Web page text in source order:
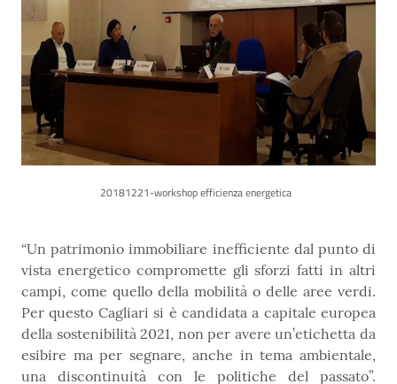
20181221-workshop efficienza energetica
“Un patrimonio immobiliare inefficiente dal punto di
vista energetico compromette gli sforzi fatti in altri
campi, come quello della mobilità o delle aree verdi.
Per questo Cagliari si è candidata a capitale europea
della sostenibilità 2021, non per avere un’etichetta da
esibire ma per segnare, anche in tema ambientale,
una discontinuità con le politiche del passato”.